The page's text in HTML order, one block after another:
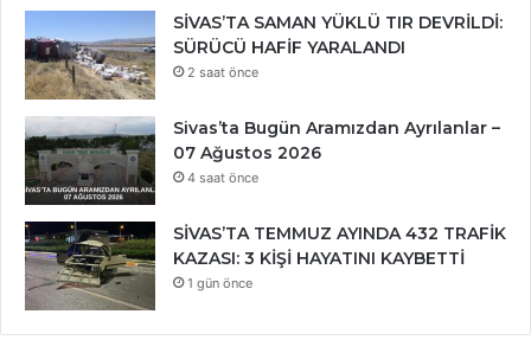
SİVAS’TA SAMAN YÜKLÜ TIR DEVRİLDİ:
SÜRÜCÜ HAFİF YARALANDI
2 saat önce
Sivas’ta Bugün Aramızdan Ayrılanlar –
07 Ağustos 2026
4 saat önce
SİVAS’TA TEMMUZ AYINDA 432 TRAFİK
KAZASI: 3 KİŞİ HAYATINI KAYBETTİ
1 gün önce